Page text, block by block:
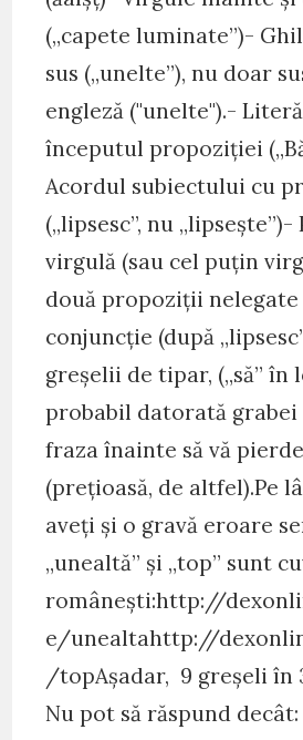
(„capete luminate”)-
sus („unelte”), nu doar
engleză ("unelte").-
începutul propoziției
Acordul subiectului cu
(„lipsesc”, nu „lipsește”)-
virgulă (sau cel puțin
două propoziții
conjuncție (după
greșelii de tipar, („să” în
probabil datorată
fraza înainte să vă
(prețioasă, de altfel).Pe
aveți și o gravă eroare
„unealtă” și „top” sunt
românești:http://
e/unealtahttp://
/topAșadar, 9 greșeli în
Nu pot să răspund